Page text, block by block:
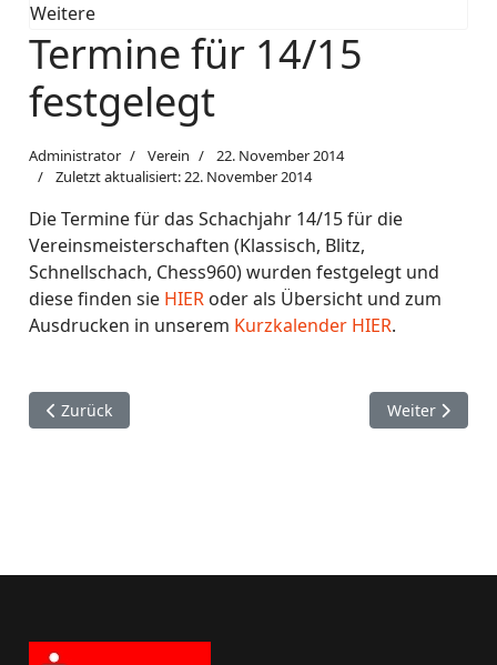
Weitere
Termine für 14/15
festgelegt
Administrator Verein
22. November 2014
Zuletzt aktualisiert: 22. November 2014
Die Termine für das Schachjahr 14/15 für die
Vereinsmeisterschaften (Klassisch, Blitz,
Schnellschach, Chess960) wurden festgelegt und
diese finden sie HIER oder als Übersicht und zum
Ausdrucken in unserem Kurzkalender HIER.
Vorheriger Beitrag: Jahreshauptversammlung 2015
Zurück Nächster
Weiter